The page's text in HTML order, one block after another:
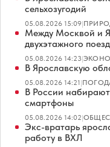
сельхозугодий
05.08.2026 15:09|
Между Москвой и
двухэтажного
05.08.2026 14:23|
В Ярославскую
05.08.2026 14:21|
В России
смартфоны
05.08.2026 14:02|
Экс-вратарь
работу в ВХЛ